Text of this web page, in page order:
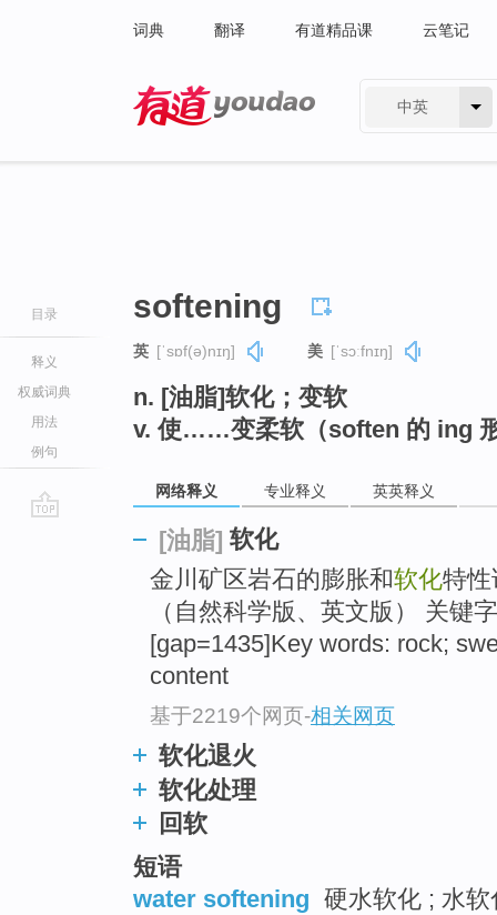
词典 翻译 有道精品课 云笔记
中英
目录
释义
权威词典
用法
例句
softening
英 [ˈsɒf(ə)nɪŋ] 美 [ˈsɔːfnɪŋ]
n. [油脂]软化；变软
v. 使……变柔软（soften 的 ing
网络释义 专业释义 英英释义
[油脂] 软化
金川矿区岩石的膨胀和软化特
（自然科学版、英文版） 关键
[gap=1435]Key words: rock;
content
基于2219个网页-相关网页
软化退火
软化处理
回软
短语
water softening 硬水软化 ; 水